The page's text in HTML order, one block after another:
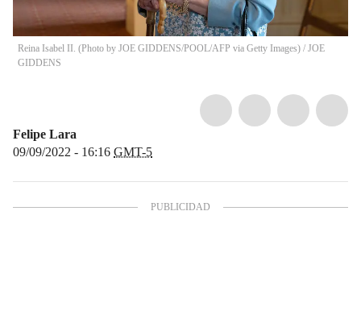
Reina Isabel II. (Photo by JOE GIDDENS/POOL/AFP via Getty Images) / JOE
GIDDENS
Felipe Lara
09/09/2022 - 16:16 GMT-5